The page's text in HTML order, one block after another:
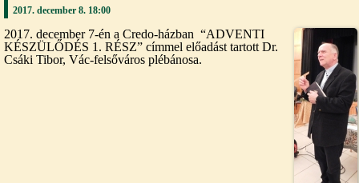
2017. december 8. 18:00
2017. december 7-én a Credo-házban “ADVENTI
KÉSZÜLŐDÉS 1. RÉSZ” címmel előadást tartott Dr.
Csáki Tibor, Vác-felsőváros plébánosa.